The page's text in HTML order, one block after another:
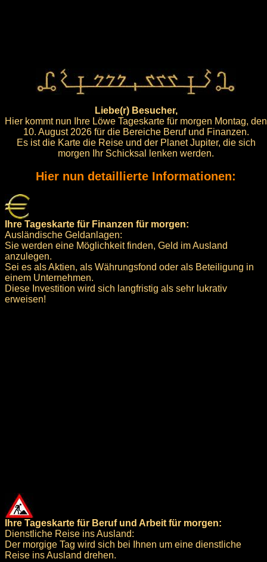
Liebe(r) Besucher,
Hier kommt nun Ihre Löwe Tageskarte für morgen Montag, den
10. August 2026 für die Bereiche Beruf und Finanzen.
Es ist die Karte die Reise und der Planet Jupiter, die sich
morgen Ihr Schicksal lenken werden.
Hier nun detaillierte Informationen:
Ihre Tageskarte für Finanzen für morgen:
Ausländische Geldanlagen:
Sie werden eine Möglichkeit finden, Geld im Ausland
anzulegen.
Sei es als Aktien, als Währungsfond oder als Beteiligung in
einem Unternehmen.
Diese Investition wird sich langfristig als sehr lukrativ
erweisen!
Ihre Tageskarte für Beruf und Arbeit für morgen:
Dienstliche Reise ins Ausland:
Der morgige Tag wird sich bei Ihnen um eine dienstliche
Reise ins Ausland drehen.